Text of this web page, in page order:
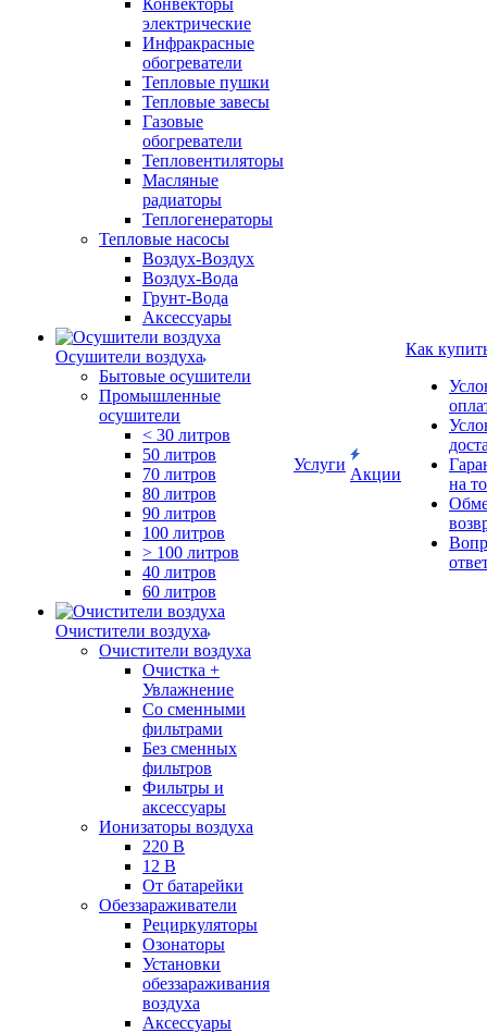
Конвекторы
электрические
Инфракрасные
обогреватели
Тепловые пушки
Тепловые завесы
Газовые
обогреватели
Тепловентиляторы
Масляные
радиаторы
Теплогенераторы
Тепловые насосы
Воздух-Воздух
Воздух-Вода
Грунт-Вода
Аксессуары
Осушители воздуха
Бытовые осушители
Промышленные
осушители
< 30 литров
50 литров
70 литров
80 литров
90 литров
100 литров
> 100 литров
40 литров
60 литров
Очистители воздуха
Очистители воздуха
Очистка +
Увлажнение
Cо сменными
фильтрами
Без сменных
фильтров
Фильтры и
аксессуары
Ионизаторы воздуха
220 В
12 В
От батарейки
Обеззараживатели
Рециркуляторы
Озонаторы
Установки
обеззараживания
воздуха
Аксессуары
Услуги
Акции
Как
на